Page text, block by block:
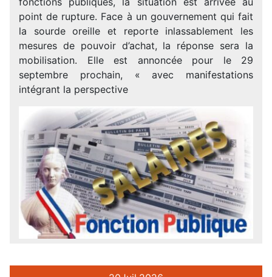
point de rupture. Face à un gouvernement qui fait
la sourde oreille et reporte inlassablement les
mesures de pouvoir d’achat, la réponse sera la
mobilisation. Elle est annoncée pour le 29
septembre prochain, « avec manifestations
intégrant la perspective